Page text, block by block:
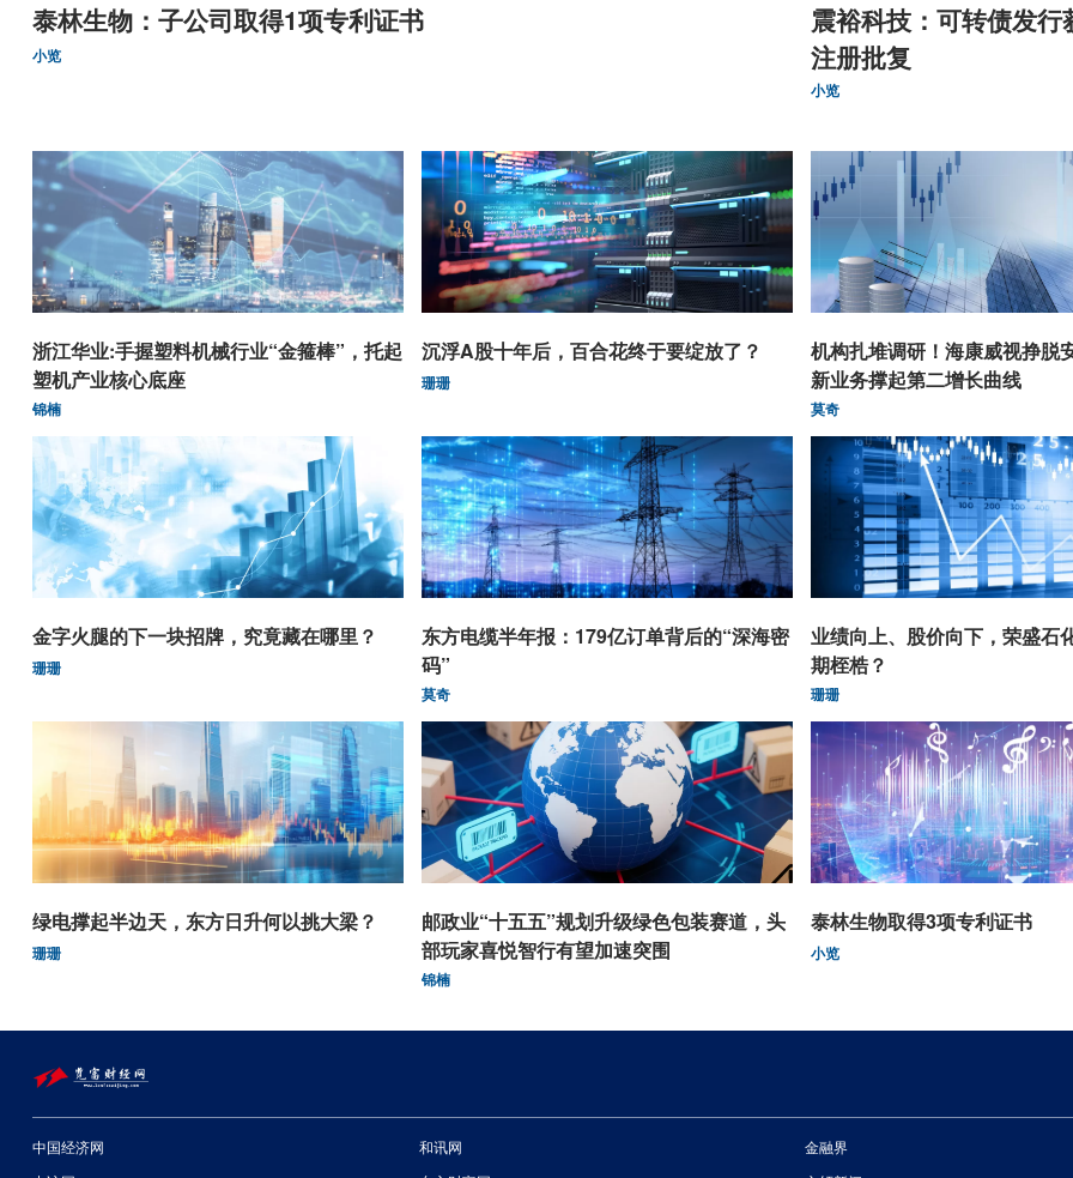
泰林生物：子公司取得1项专利证书
小览
震裕科技：可转债发行
注册批复
小览
浙江华业:手握塑料机械行业“金箍棒”，托起
塑机产业核心底座
锦楠
沉浮A股十年后，百合花终于要绽放了？
珊珊
机构扎堆调研！海康威视挣脱
新业务撑起第二增长曲线
莫奇
金字火腿的下一块招牌，究竟藏在哪里？
珊珊
东方电缆半年报：179亿订单背后的“深海密
码”
莫奇
业绩向上、股价向下，荣盛石
期桎梏？
珊珊
绿电撑起半边天，东方日升何以挑大梁？
珊珊
邮政业“十五五”规划升级绿色包装赛道，头
部玩家喜悦智行有望加速突围
锦楠
泰林生物取得3项专利证书
小览
中国经济网 和讯网
金融界